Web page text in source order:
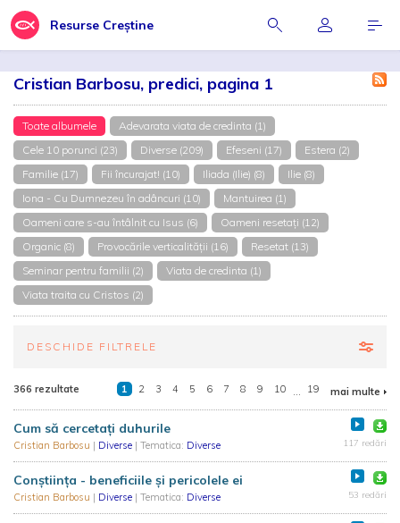
Resurse Creștine
Cristian Barbosu, predici, pagina 1
Toate albumele
Adevarata viata de credinta (1)
Cele 10 porunci (23)
Diverse (209) Efeseni (17)
Estera (2)
Familie (17)
Fii încurajat! (10) Iliada (Ilie) (8)
Ilie (8)
Iona - Cu Dumnezeu în adâncuri (10)
Mantuirea (1)
Oameni care s-au întâlnit cu Isus (6)
Oameni resetați (12)
Organic (8)
Provocările verticalității (16)
Resetat (13)
Seminar pentru familii (2)
Viata de credinta (1)
Viata traita cu Cristos (2)
DESCHIDE FILTRELE
366 rezultate 1 2 3 4 5 6 7 8 9 10 ... 19 mai multe
Cum să cercetați duhurile
Cristian Barbosu | Diverse | Tematica: Diverse 117 redări
Conștiința - beneficiile și pericolele ei
Cristian Barbosu | Diverse | Tematica: Diverse 53 redări